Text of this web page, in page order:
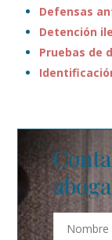
Defensas
Detención
Pruebas de